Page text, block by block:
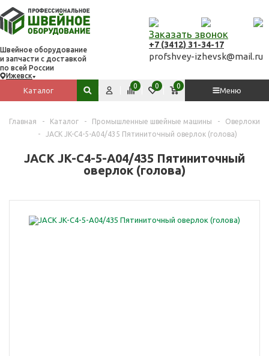
Швейное оборудование
и запчасти с доставкой
по всей России
Ижевск
Заказать звонок
+7 (3412) 31-34-17
profshvey-izhevsk@mail.ru
Каталог
Меню
Поиск по сайту
Сравнить
0 Избранное
0 Корзина
0
Главная - Каталог - Промышленные швейные машины -
Оверлоки
-
JACK JK-C4-5-А04/435 Пятиниточный оверлок (голова)
JACK JK-C4-5-А04/435 Пятиниточный
оверлок (голова)